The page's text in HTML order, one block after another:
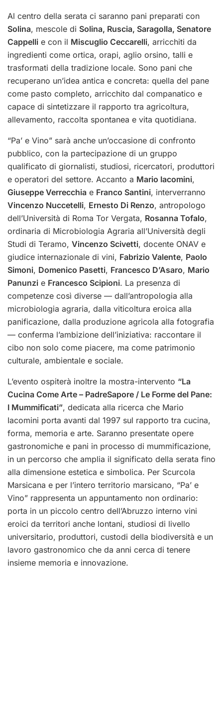
Al centro della serata ci saranno pani preparati con
Solina, mescole di Solina, Ruscia, Saragolla, Senatore
Cappelli e con il Miscuglio Ceccarelli, arricchiti da
ingredienti come ortica, orapi, aglio orsino, talli e
trasformati della tradizione locale. Sono pani che
recuperano un’idea antica e concreta: quella del pane
come pasto completo, arricchito dal companatico e
capace di sintetizzare il rapporto tra agricoltura,
allevamento, raccolta spontanea e vita quotidiana.
“Pa’ e Vino” sarà anche un’occasione di confronto
pubblico, con la partecipazione di un gruppo
qualificato di giornalisti, studiosi, ricercatori, produttori
e operatori del settore. Accanto a Mario Iacomini,
Giuseppe Verrecchia e Franco Santini, interverranno
Vincenzo Nuccetelli, Ernesto Di Renzo, antropologo
dell’Università di Roma Tor Vergata, Rosanna Tofalo,
ordinaria di Microbiologia Agraria all’Università degli
Studi di Teramo, Vincenzo Scivetti, docente ONAV e
giudice internazionale di vini, Fabrizio Valente, Paolo
Simoni, Domenico Pasetti, Francesco D’Asaro, Mario
Panunzi e Francesco Scipioni. La presenza di
competenze così diverse — dall’antropologia alla
microbiologia agraria, dalla viticoltura eroica alla
panificazione, dalla produzione agricola alla fotografia
— conferma l’ambizione dell’iniziativa: raccontare il
cibo non solo come piacere, ma come patrimonio
culturale, ambientale e sociale.
L’evento ospiterà inoltre la mostra-intervento “La
Cucina Come Arte – PadreSapore / Le Forme del Pane:
I Mummificati”, dedicata alla ricerca che Mario
Iacomini porta avanti dal 1997 sul rapporto tra cucina,
forma, memoria e arte. Saranno presentate opere
gastronomiche e pani in processo di mummificazione,
in un percorso che amplia il significato della serata fino
alla dimensione estetica e simbolica. Per Scurcola
Marsicana e per l’intero territorio marsicano, “Pa’ e
Vino” rappresenta un appuntamento non ordinario:
porta in un piccolo centro dell’Abruzzo interno vini
eroici da territori anche lontani, studiosi di livello
universitario, produttori, custodi della biodiversità e un
lavoro gastronomico che da anni cerca di tenere
insieme memoria e innovazione.